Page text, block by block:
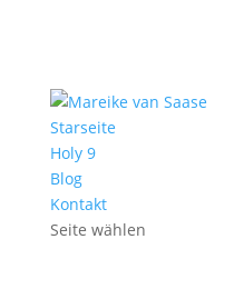
Starseite
Holy 9
Blog
Kontakt
Seite wählen